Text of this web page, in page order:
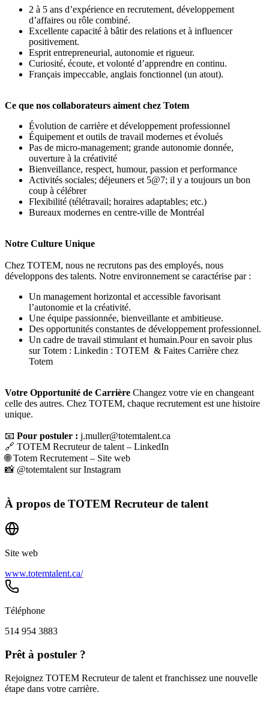
2 à 5 ans d’expérience en recrutement, développement
d’affaires ou rôle combiné.
Excellente capacité à bâtir des relations et à influencer
positivement.
Esprit entrepreneurial, autonomie et rigueur.
Curiosité, écoute, et volonté d’apprendre en continu.
Français impeccable, anglais fonctionnel (un atout).
Ce que nos collaborateurs aiment chez Totem
Évolution de carrière et développement professionnel
Équipement et outils de travail modernes et évolués
Pas de micro-management; grande autonomie donnée,
ouverture à la créativité
Bienveillance, respect, humour, passion et performance
Activités sociales; déjeuners et 5@7; il y a toujours un bon
coup à célébrer
Flexibilité (télétravail; horaires adaptables; etc.)
Bureaux modernes en centre-ville de Montréal
Notre Culture Unique
Chez TOTEM, nous ne recrutons pas des employés, nous
développons des talents. Notre environnement se caractérise par :
Un management horizontal et accessible favorisant
l’autonomie et la créativité.
Une équipe passionnée, bienveillante et ambitieuse.
Des opportunités constantes de développement professionnel.
Un cadre de travail stimulant et humain.Pour en savoir plus
sur Totem : Linkedin : TOTEM & Faites Carrière chez
Totem
Votre Opportunité de Carrière Changez votre vie en changeant
celle des autres. Chez TOTEM, chaque recrutement est une histoire
unique.
📧 Pour postuler : j.muller@totemtalent.ca
🔗 TOTEM Recruteur de talent – LinkedIn
🌐 Totem Recrutement – Site web
📸 @totemtalent sur Instagram
À propos de TOTEM Recruteur de talent
Site web
www.totemtalent.ca/
Téléphone
514 954 3883
Prêt à postuler ?
Rejoignez TOTEM Recruteur de talent et franchissez une nouvelle
étape dans votre carrière.